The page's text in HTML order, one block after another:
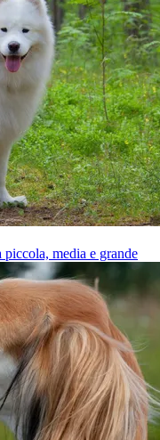
media e grande